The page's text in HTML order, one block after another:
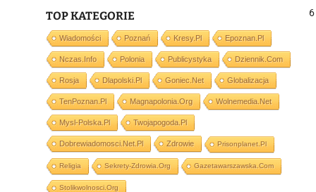
TOP KATEGORIE
Wiadomości Poznań Kresy.pl Epoznan.pl
Nczas.info Polonia Publicystyka Dziennik.com
Rosja Dlapolski.pl Goniec.net Globalizacja
TenPoznan.pl Magnapolonia.org Wolnemedia.net
Mysl-Polska.pl Twojapogoda.pl
Dobrewiadomosci.net.pl Zdrowie Prisonplanet.pl
Religia Sekrety-Zdrowia.org Gazetawarszawska.com
Stolikwolnosci.org